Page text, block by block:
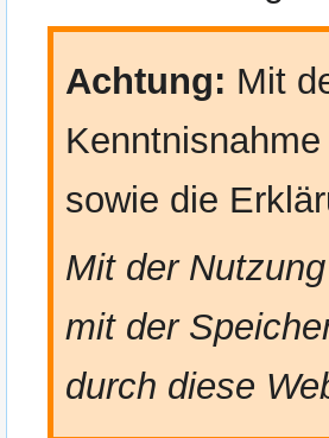
Achtung: Mit
sowie die
Mit der
mit der
durch diese